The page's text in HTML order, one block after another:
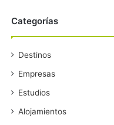
Categorías
Destinos
Empresas
Estudios
Alojamientos